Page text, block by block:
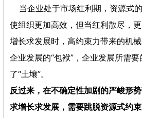
当企业处于市场红利期，资源式
使组织更加高效，但当红利散尽，
增长求发展时，高约束力带来的机
企业发展的“包袱”，企业发展所需
了“土壤”。
反过来，在不确定性加剧的严峻形
求增长求发展，需要跳脱资源式约束